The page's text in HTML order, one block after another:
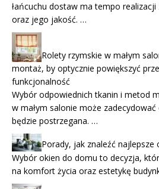
łańcuchu dostaw ma tempo
oraz jego jakość. …
Rolety rzymskie w małym
montaż, by optycznie powiększyć
funkcjonalność
Wybór odpowiednich tkanin i metod
w małym salonie może
będzie postrzegana. …
Porady, jak znaleźć najlepsze
Wybór okien do domu to decyzja,
na komfort życia oraz estetykę